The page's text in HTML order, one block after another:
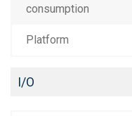
consumption
Platform
I/O